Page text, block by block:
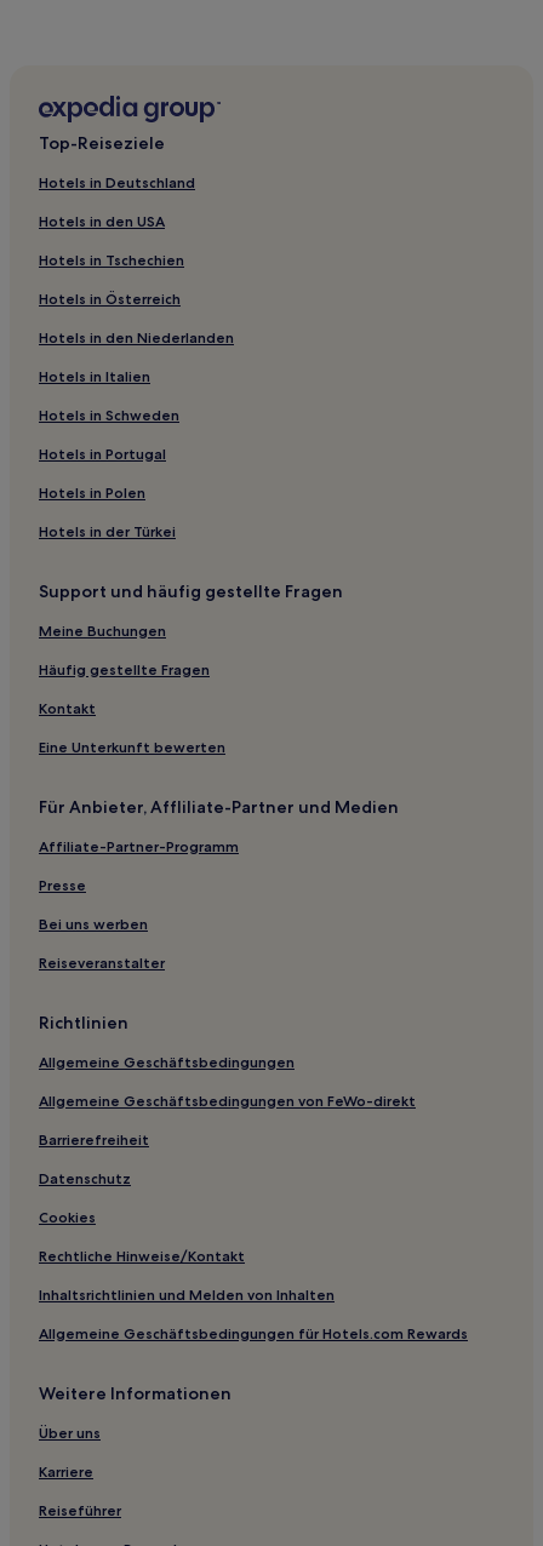
Günstige in Yeoksam 1-dong
Hotels mit Parkplatz in Yeoksam 1-dong
Luxus in Yeouido-dong
Hotels mit Parkplatz in Seoul
Lgbtqia-Freundliche in Seoul
Familien in Seoul
Business in Samseon-dong
Günstige in Yeonnam-dong
Hotels mit Parkplatz in Gayang 1-dong
Nonhyeon 1-dong: Hotels
Banpo 4-dong: Hotels
Ichon-Dong: Hotels
Hotels nahe Kyobo Tower
Hotels nahe Samsung D'Light
Jungang-Dong: Hotels
Hotels nahe Hangaram Kunstmuseum
Sadang 5-dong: Hotels
Seobinggo-Dong: Hotels
Pangbaeil-Tong: Hotels
Hotels nahe Station Sapyeong
Seonghyeon-Dong: Hotels
Bangbae 1-dong: Hotels
Hotels nahe Station Nonhyeon
Seocho-Dong: Hotels
Hotels nahe Station Seoul National University
Nonhyeon-Dong: Hotels
Ichon 1-dong: Hotels
Banpo-Dong: Hotels
Sangdo 1-dong: Hotels
Dongjak-Gu: Hotels
Bangbaebon-Dong: Hotels
Sadang-Dong: Hotels
Hotels nahe Gangnam Finance Center
Bangbae 2-dong: Hotels
Gasthäuser in Seoul
Top-Reiseziele
Hotels in Deutschland
Hotels in den USA
Hotels in Tschechien
Hotels in Österreich
Hotels in den Niederlanden
Hotels in Italien
Hotels in Schweden
Hotels in Portugal
Hotels in Polen
Hotels in der Türkei
Support und häufig gestellte Fragen
Meine Buchungen
Häufig gestellte Fragen
Kontakt
Eine Unterkunft bewerten
Für Anbieter, Affliliate-Partner und Medien
Affiliate-Partner-Programm
Presse
Bei uns werben
Reiseveranstalter
Richtlinien
Allgemeine Geschäftsbedingungen
Allgemeine Geschäftsbedingungen von FeWo-direkt
Barrierefreiheit
Datenschutz
Cookies
Rechtliche Hinweise/Kontakt
Inhaltsrichtlinien und Melden von Inhalten
Allgemeine Geschäftsbedingungen für Hotels.com Rewards
Weitere Informationen
Über uns
Karriere
Reiseführer